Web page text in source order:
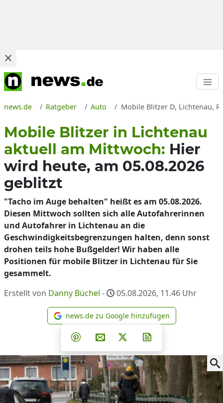
news.de Ratgeber Auto Mobile Blitzer D, Lichtenau,
Mobile Blitzer in Lichtenau
aktuell am Mittwoch: Hier
wird heute, am 05.08.2026
geblitzt
"Tacho im Auge behalten" heißt es am 05.08.2026.
Diesen Mittwoch sollten sich alle Autofahrerinnen
und Autofahrer in Lichtenau an die
Geschwindigkeitsbegrenzungen halten, denn sonst
drohen teils hohe Bußgelder! Wir haben alle
Positionen für mobile Blitzer in Lichtenau für Sie
gesammelt.
Erstellt von Danny Büchel - 05.08.2026, 11.46 Uhr
news.de zu Google
news.de zu Google hinzufügen
Teilen auf Facebook
Teilen auf Whatsapp
Teilen auf Telegram
Teilen auf Pinterest
Per E-Mail teilen
Post auf X